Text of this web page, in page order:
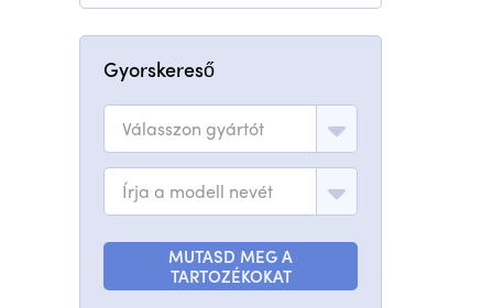
Gyorskereső
Válasszon gyártót
Írja a modell nevét
MUTASD MEG A
TARTOZÉKOKAT